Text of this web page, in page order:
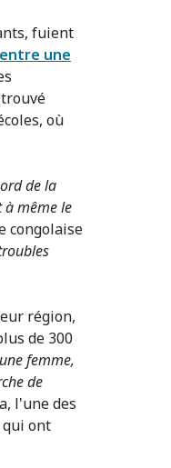
fuient
une
où
de la
à même le
congolaise
région,
de 300
femme,
de
l'une des
ont